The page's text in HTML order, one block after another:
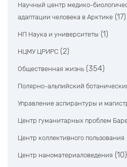
Научный центр медико-
адаптации человека в Арктике (17)
НП Наука и университеты (1)
НЦМУ ЦРИРС (2)
Общественная жизнь (354)
Полярно-альпийский
Управление аспирантуры и
Центр гуманитарных проблем
Центр коллективного пользования
Центр наноматериаловедения (10)